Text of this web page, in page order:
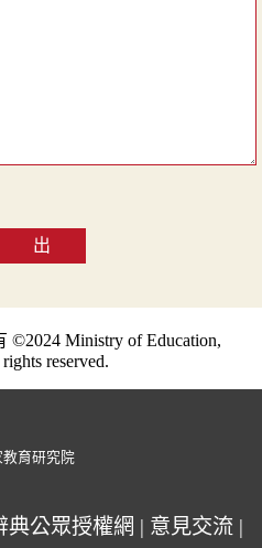
出
Ministry of Education,
reserved.
典公眾授權網 | 意見交流 |